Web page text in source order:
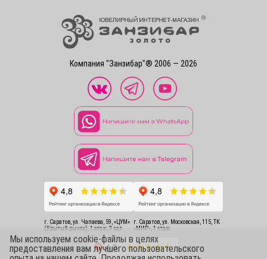
Компания "Занзибар"® 2006 — 2026
г. Саратов, ул. Чапаева, 59, «ЦУМ»
(Крытый рынок), 1 этаж, 3 зал
г. Саратов, ул. Московская, 115, ТК
«МИР», 1 этаж
Мы используем cookie-файлы в целях
предоставления вам лучшего пользовательского